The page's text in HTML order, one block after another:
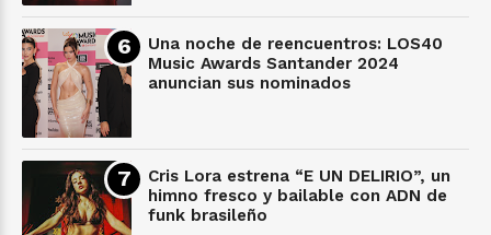
Una noche de reencuentros: LOS40
Music Awards Santander 2024
anuncian sus nominados
Cris Lora estrena “E UN DELIRIO”, un
himno fresco y bailable con ADN de
funk brasileño